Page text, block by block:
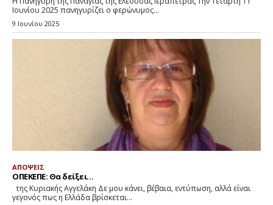
Ιουνίου 2025 πανηγυρίζει ο φερώνυμος...
9 Ιουνίου 2025
ΑΠΟΨΕΙΣ
ΟΠΕΚΕΠΕ: Θα δείξει…
γεγονός πως η Ελλάδα βρίσκεται...